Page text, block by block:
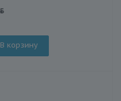
В корзину